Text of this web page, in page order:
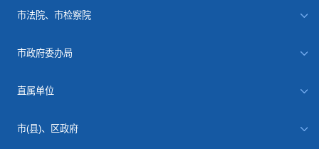
市法院、市检察院
市政府委办局
直属单位
市(县)、区政府